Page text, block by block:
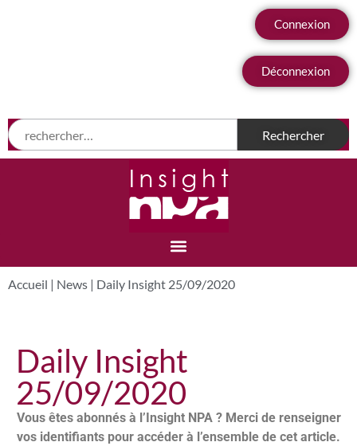
Connexion
Déconnexion
Accueil | News | Daily Insight 25/09/2020
Daily Insight
25/09/2020
Vous êtes abonnés à l’Insight NPA ? Merci de renseigner
vos identifiants pour accéder à l’ensemble de cet article.